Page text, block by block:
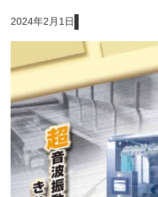
2024年2月1日